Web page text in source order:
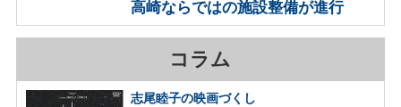
高崎ならではの施設整備が進行
コラム
志尾睦子の映画づくし